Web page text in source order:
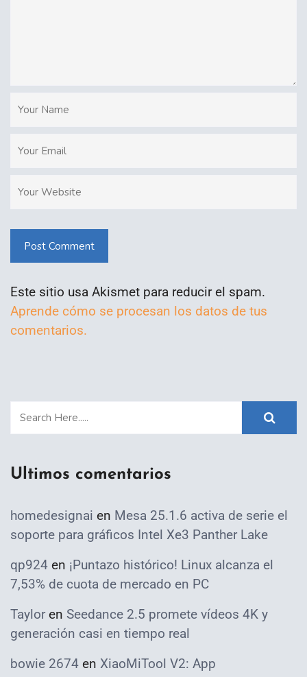
Post Comment
Este sitio usa Akismet para reducir el spam.
Aprende cómo se procesan los datos de tus
comentarios.
Ultimos comentarios
homedesignai en Mesa 25.1.6 activa de serie el
soporte para gráficos Intel Xe3 Panther Lake
qp924 en ¡Puntazo histórico! Linux alcanza el
7,53% de cuota de mercado en PC
Taylor en Seedance 2.5 promete vídeos 4K y
generación casi en tiempo real
bowie 2674 en XiaoMiTool V2: App